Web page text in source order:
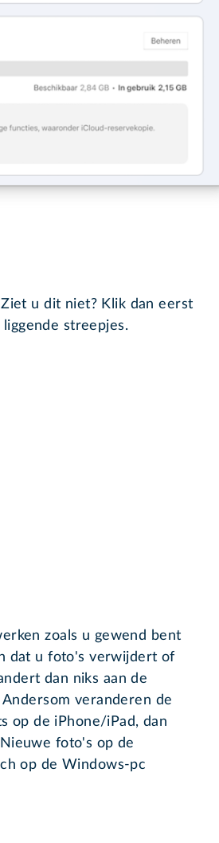
u dit niet? Klik dan eerst
streepjes.
zoals u gewend bent
dat u foto's verwijdert of
dan niks aan de
veranderen de
op de iPhone/iPad, dan
foto's op de
op de Windows-pc